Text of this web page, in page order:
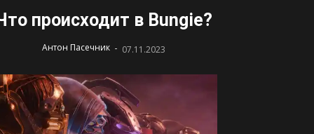
происходит в Bungie?
Антон Пасечник - 07.11.2023